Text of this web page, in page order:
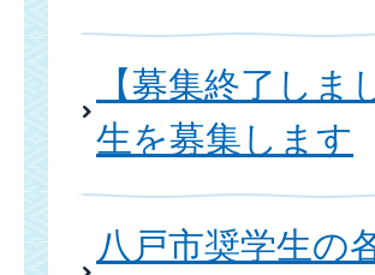
【募集終了し
生を募集します
八戸市奨学生の